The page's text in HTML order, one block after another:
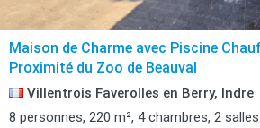
Maison de Charme avec Piscine
Proximité du Zoo de Beauval
Villentrois Faverolles en Berry, Indre
8 personnes, 220 m², 4 chambres, 2